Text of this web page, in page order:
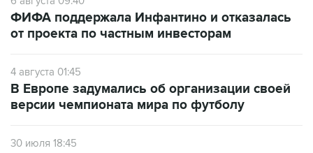
ФИФА поддержала Инфантино и отказалась
от проекта по частным инвесторам
4 августа 01:45
В Европе задумались об организации своей
версии чемпионата мира по футболу
30 июля 18:45